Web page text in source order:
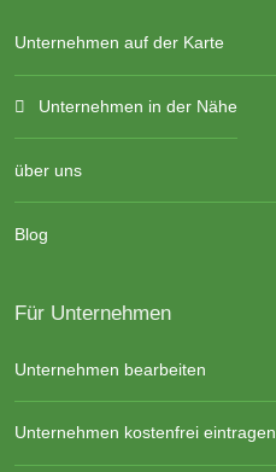
Unternehmen auf der Karte
Unternehmen in der Nähe
über uns
Blog
Für Unternehmen
Unternehmen bearbeiten
Unternehmen kostenfrei eintragen